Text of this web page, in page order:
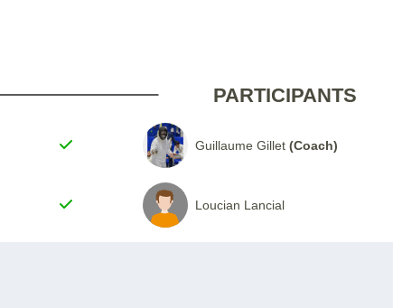
PARTICIPANTS
Guillaume Gillet (Coach)
Loucian Lancial